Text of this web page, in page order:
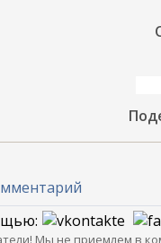
Мы не приемлем в